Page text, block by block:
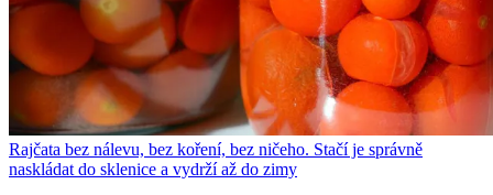
Rajčata bez nálevu, bez koření, bez ničeho. Stačí je správně
naskládat do sklenice a vydrží až do zimy